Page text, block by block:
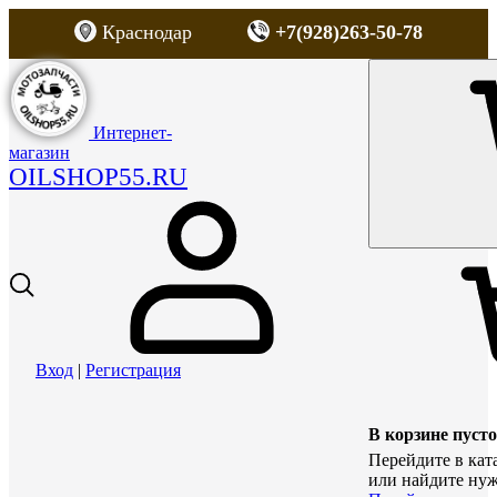
Краснодар +7(928)263-50-78
Интернет-
магазин
OILSHOP55.RU
Вход | Регистрация
В корзине пусто
Перейдите в
или найдите